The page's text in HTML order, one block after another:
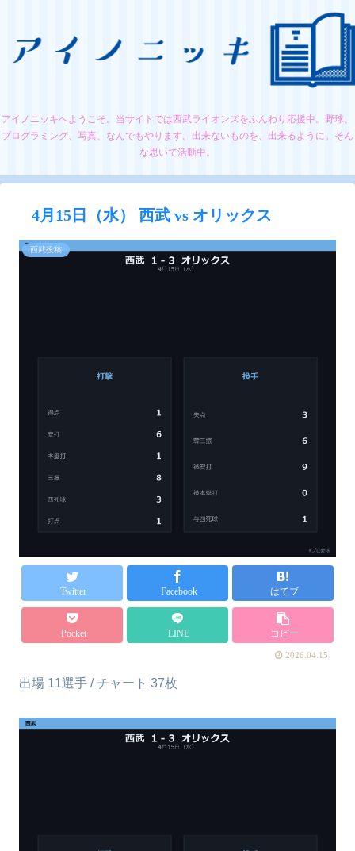
アイノニッキへようこそ。当サイトでは西武ライオンズをふんわり応援中。野球、
プログラミング、写真、なんでもやります。出来ないものを、出来るように。そん
な思いで活動中。
4月15日（水） 西武 vs オリックス
西武投稿
Twitter Facebook はてブ
Pocket LINE コピー
2026.04.15
出場 11選手 / チャート 37枚